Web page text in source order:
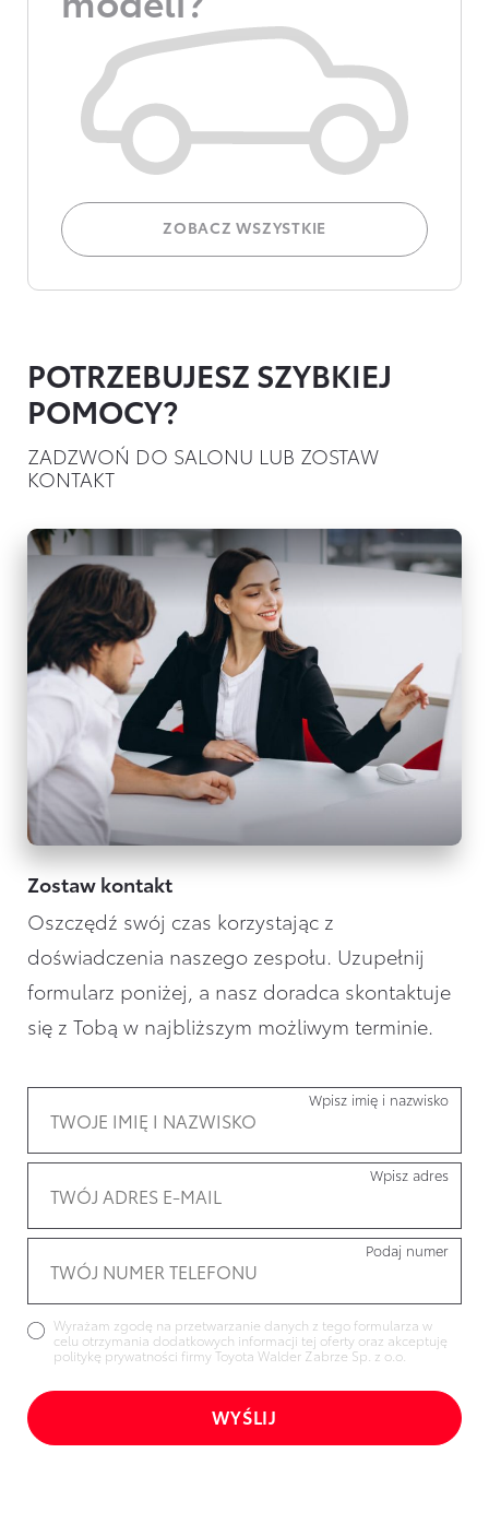
ZOBACZ WSZYSTKIE
POTRZEBUJESZ SZYBKIEJ
POMOCY?
ZADZWOŃ DO SALONU LUB ZOSTAW
KONTAKT
Zostaw kontakt
Oszczędź swój czas korzystając z
doświadczenia naszego zespołu. Uzupełnij
formularz poniżej, a nasz doradca skontaktuje
się z Tobą w najbliższym możliwym terminie.
Wpisz imię i nazwisko
Wpisz adres
Podaj numer
Wyrażam zgodę na przetwarzanie danych z tego formularza w
celu otrzymania dodatkowych informacji tej oferty oraz akceptuję
politykę prywatności firmy Toyota Walder Zabrze Sp. z o.o.